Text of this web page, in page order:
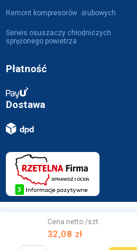
Cena netto /szt.
32,08 zł
Remont kompresorów śrubowych
Serwis osuszaczy chłodniczych
sprężonego powietrza
Płatność
Dostawa
Projekt i wykonanie z